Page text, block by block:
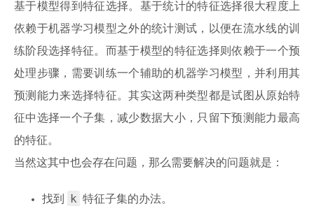
基于模型得到特征选择。基于统计的特征选择很大程度上
依赖于机器学习模型之外的统计测试，以便在流水线的训
练阶段选择特征。而基于模型的特征选择则依赖于一个预
处理步骤，需要训练一个辅助的机器学习模型，并利用其
预测能力来选择特征。其实这两种类型都是试图从原始特
征中选择一个子集，减少数据大小，只留下预测能力最高
的特征。
当然这其中也会存在问题，那么需要解决的问题就是：
找到 k 特征子集的办法。